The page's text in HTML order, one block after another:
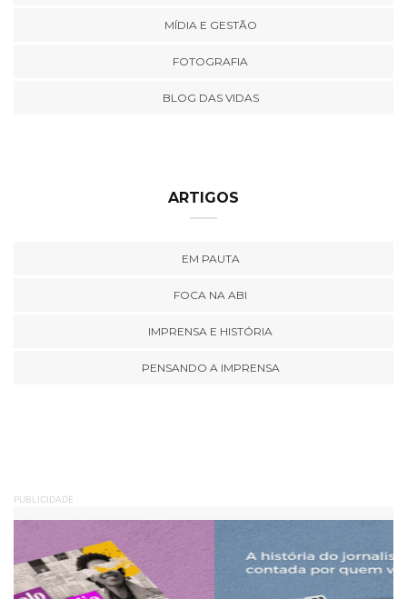
MÍDIA E GESTÃO
FOTOGRAFIA
BLOG DAS VIDAS
ARTIGOS
EM PAUTA
FOCA NA ABI
IMPRENSA E HISTÓRIA
PENSANDO A IMPRENSA
PUBLICIDADE